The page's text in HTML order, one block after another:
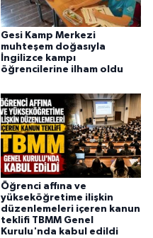
Gesi Kamp Merkezi
muhteşem doğasıyla
İngilizce kampı
öğrencilerine ilham oldu
Öğrenci affına ve
yükseköğretime ilişkin
düzenlemeleri içeren kanun
teklifi TBMM Genel
Kurulu'nda kabul edildi